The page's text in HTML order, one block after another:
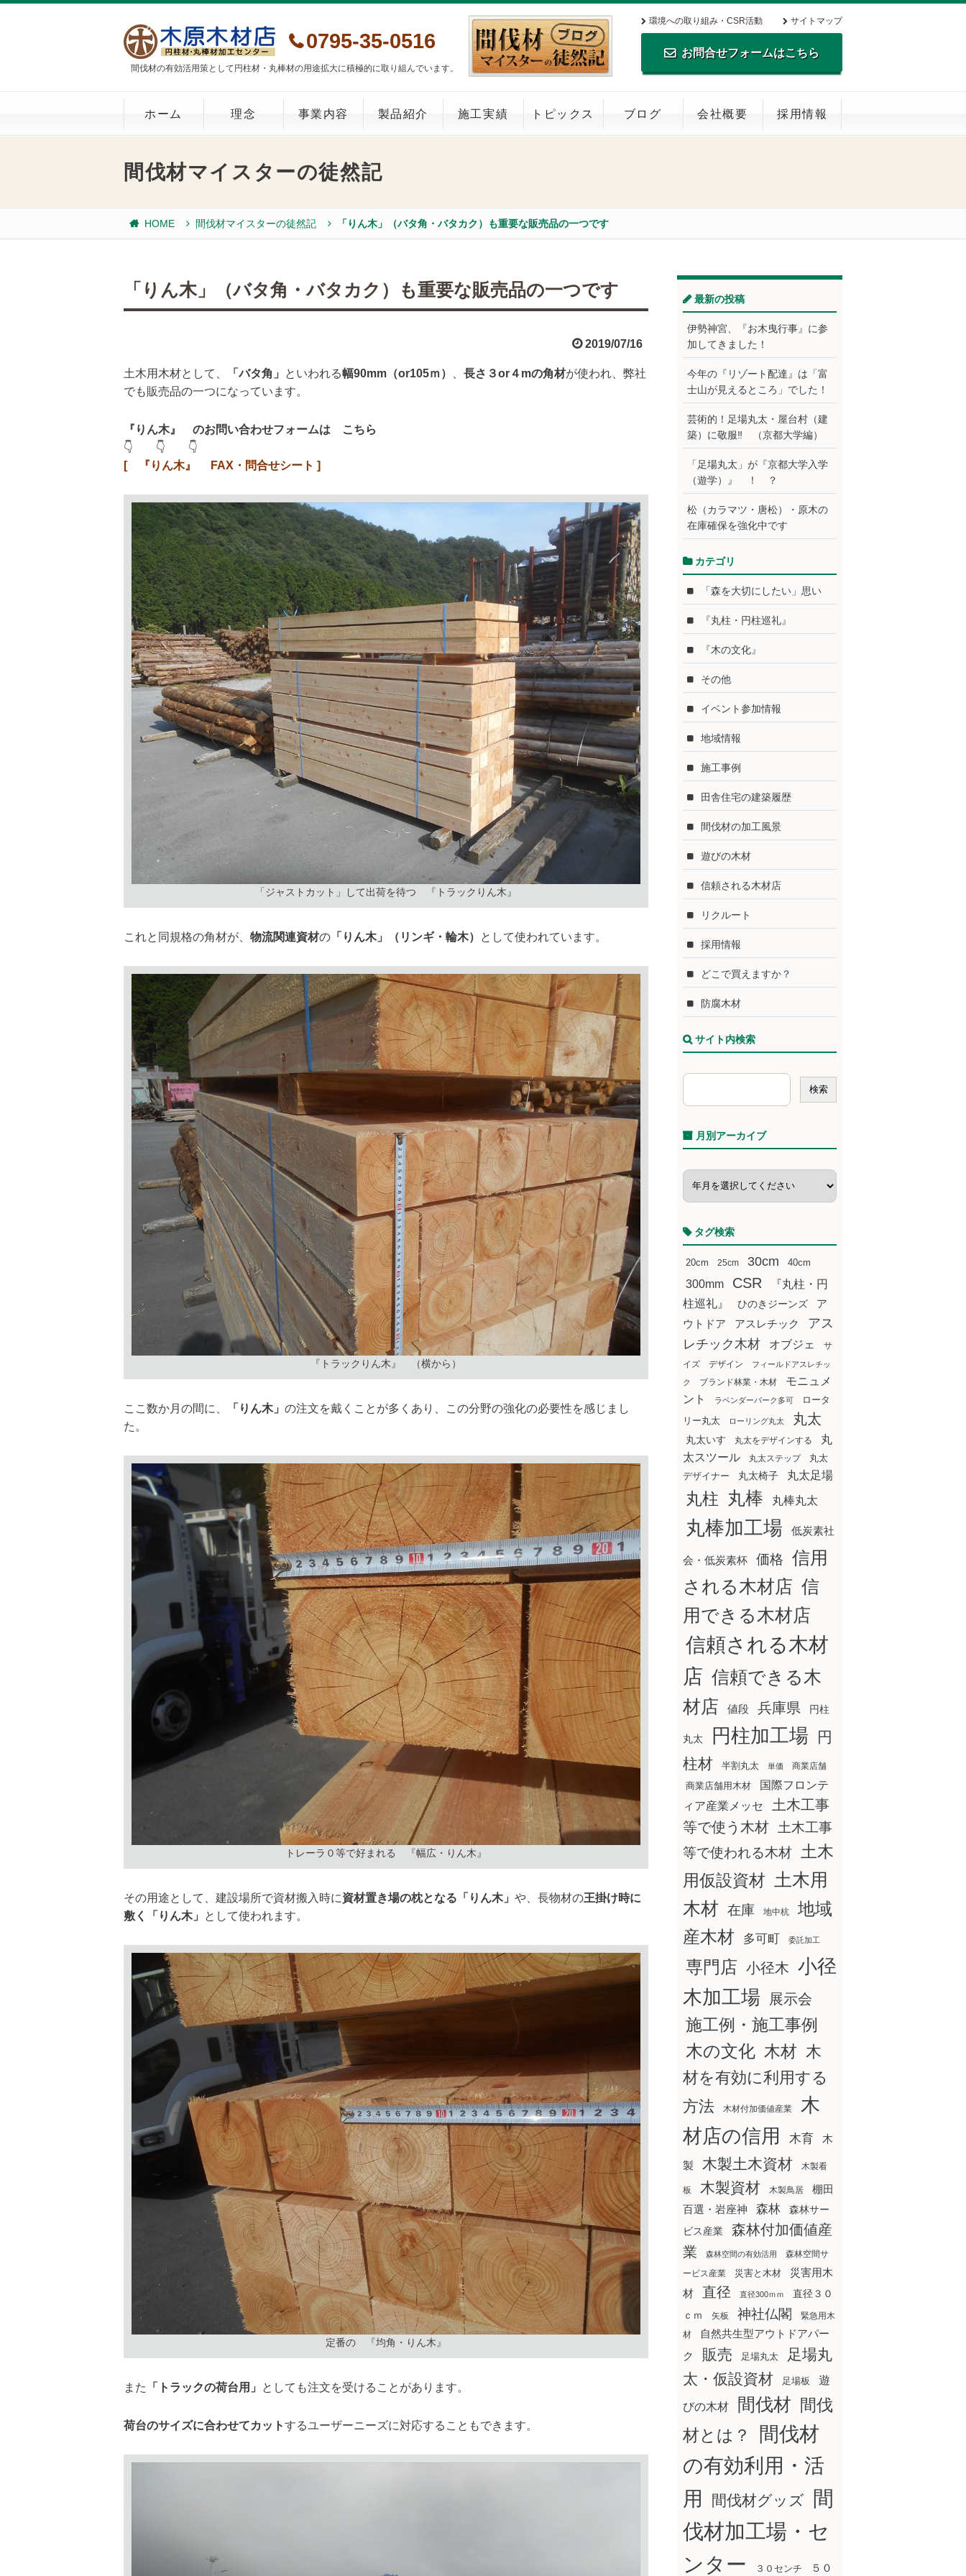
間伐材の有効活用策として円柱材・丸棒材の用途拡大に積極的に取り組んでいます。
0795-35-0516
環境への取り組み・CSR活動 サイトマップ
お問合せフォームはこちら
TEL.0795-35-0516 FAX.0795-35-
0269
ホーム 理念 事業内容 製品紹介 施工実績 トピックス ブログ 会社概要 採用情報
間伐材マイスターの徒然記
HOME 間伐材マイスターの徒然記 「りん木」（バタ角・バタカク）も重要な販売品の一つです
「りん木」（バタ角・バタカク）も重要な販売品の一つです
2019/07/16
土木用木材として、 「バタ角」 といわれる幅90mm（or105ｍ） 長さ３or４mの角材が使われ、弊社
でも販売品の一つになっています。
『りん木』 のお問い合わせフォームは こちら
👇 👇 👇
[ 『りん木』 FAX・問合せシート ]
「ジャストカット」して出荷を待つ 『トラックりん木』
これと同規格の角材が、 物流関連資材の 「りん木」（リンギ・輪木） として使われています。
『トラックりん木』 （横から）
ここ数か月の間に、 「りん木」 の注文を戴くことが多くあり、この分野の強化の必要性を感じまし
た。
トレーラ０等で好まれる 『幅広・りん木』
その用途として、建設場所で資材搬入時に資材置き場の枕となる「りん木」 や、長物材の王掛け時に
敷く「りん木」
として使われます。
定番の 『均角・りん木』
また 「トラックの荷台用」 としても注文を受けることがあります。
荷台のサイズに合わせてカットするユーザーニーズに対応することもできます。
最新の投稿
伊勢神宮、『お木曳行事』に参
加してきました！
今年の『リゾート配達』は「富
士山が見えるところ」でした！
芸術的！足場丸太・屋台村（建
築）に敬服‼ （京都大学編）
「足場丸太」が『京都大学入学
（遊学）』 ！ ？
松（カラマツ・唐松）・原木の
在庫確保を強化中です
カテゴリ
「森を大切にしたい」思い
『丸柱・円柱巡礼』
『木の文化』
その他
イベント参加情報
地域情報
施工事例
田舎住宅の建築履歴
間伐材の加工風景
遊びの木材
信頼される木材店
リクルート
採用情報
どこで買えますか？
防腐木材
サイト内検索
月別アーカイブ
タグ検索
20cm 25cm 30cm 40cm
300mm CSR
『丸柱・円
柱巡礼』
ひのきジーンズ
ア
ウトドア
アスレチック
アス
レチック木材
オブジェ
サ
イズ
デザイン フィールドアスレチッ
ク ブランド林業・木材
モニュメ
ント
ラベンダーパーク多可
ロータ
リー丸太
ローリング丸太 丸太
丸太いす 丸太をデザインする
丸
太スツール
丸太ステップ
丸太
デザイナー
丸太椅子 丸太足場
丸柱 丸棒 丸棒丸太
丸棒加工場 低炭素社
会・低炭素杯 価格
信用
される木材店 信
用できる木材店
信頼される木材
店 信頼できる木
材店
値段 兵庫県 円柱
丸太 円柱加工場
円
柱材
半割丸太 単価 商業店舗
商業店舗用木材
国際フロンテ
ィア産業メッセ
土木工事
等で使う木材
土木工事
等で使われる木材
土木
用仮設資材 土木用
木材 在庫 地中杭
地域
産木材
多可町 委託加工
専門店 小径木 小径
木加工場
展示会
施工例・施工事例
木の文化 木材 木
材を有効に利用する
方法
木材付加価値産業
木
材店の信用
木育 木
製 木製土木資材 木製看
板 木製資材 木製鳥居
棚田
百選・岩座神
森林
森林サー
ビス産業
森林付加価値産
業
森林空間の有効活用
森林空間サ
ービス産業
災害と木材
災害用木
材
直径 直径300ｍｍ
直径３０
ｃｍ
矢板 神社仏閣
緊急用木
材
自然共生型アウトドアパー
ク
販売 足場丸太
足場丸
太・仮設資材
足場板 遊
びの木材 間伐材 間伐
材とは？
間伐材
の有効利用・活
用
間伐材グッズ
間
伐材加工場・セ
ンター
３０センチ ５０